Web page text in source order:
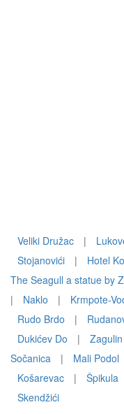
Veliki Družac |
Stojanovići
| Hotel
The Seagull a statue by
|
Naklo | Krmpote-
Rudo Brdo
|
Dukićev Do
| Zagulin
Sočanica
| Mali Podol
Košarevac
| Špikula
Skendžići